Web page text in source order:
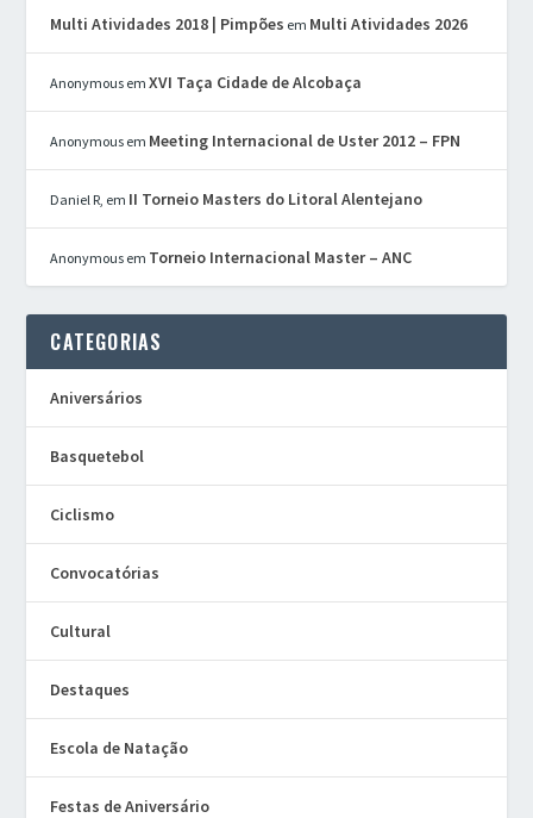
Multi Atividades 2018 | Pimpões em Multi Atividades 2026
Anonymous emXVI Taça Cidade de Alcobaça
Anonymous em Meeting Internacional de Uster 2012 – FPN
Daniel R, em II Torneio Masters do Litoral Alentejano
Anonymous em Torneio Internacional Master – ANC
CATEGORIAS
Aniversários
Basquetebol
Ciclismo
Convocatórias
Cultural
Destaques
Escola de Natação
Festas de Aniversário